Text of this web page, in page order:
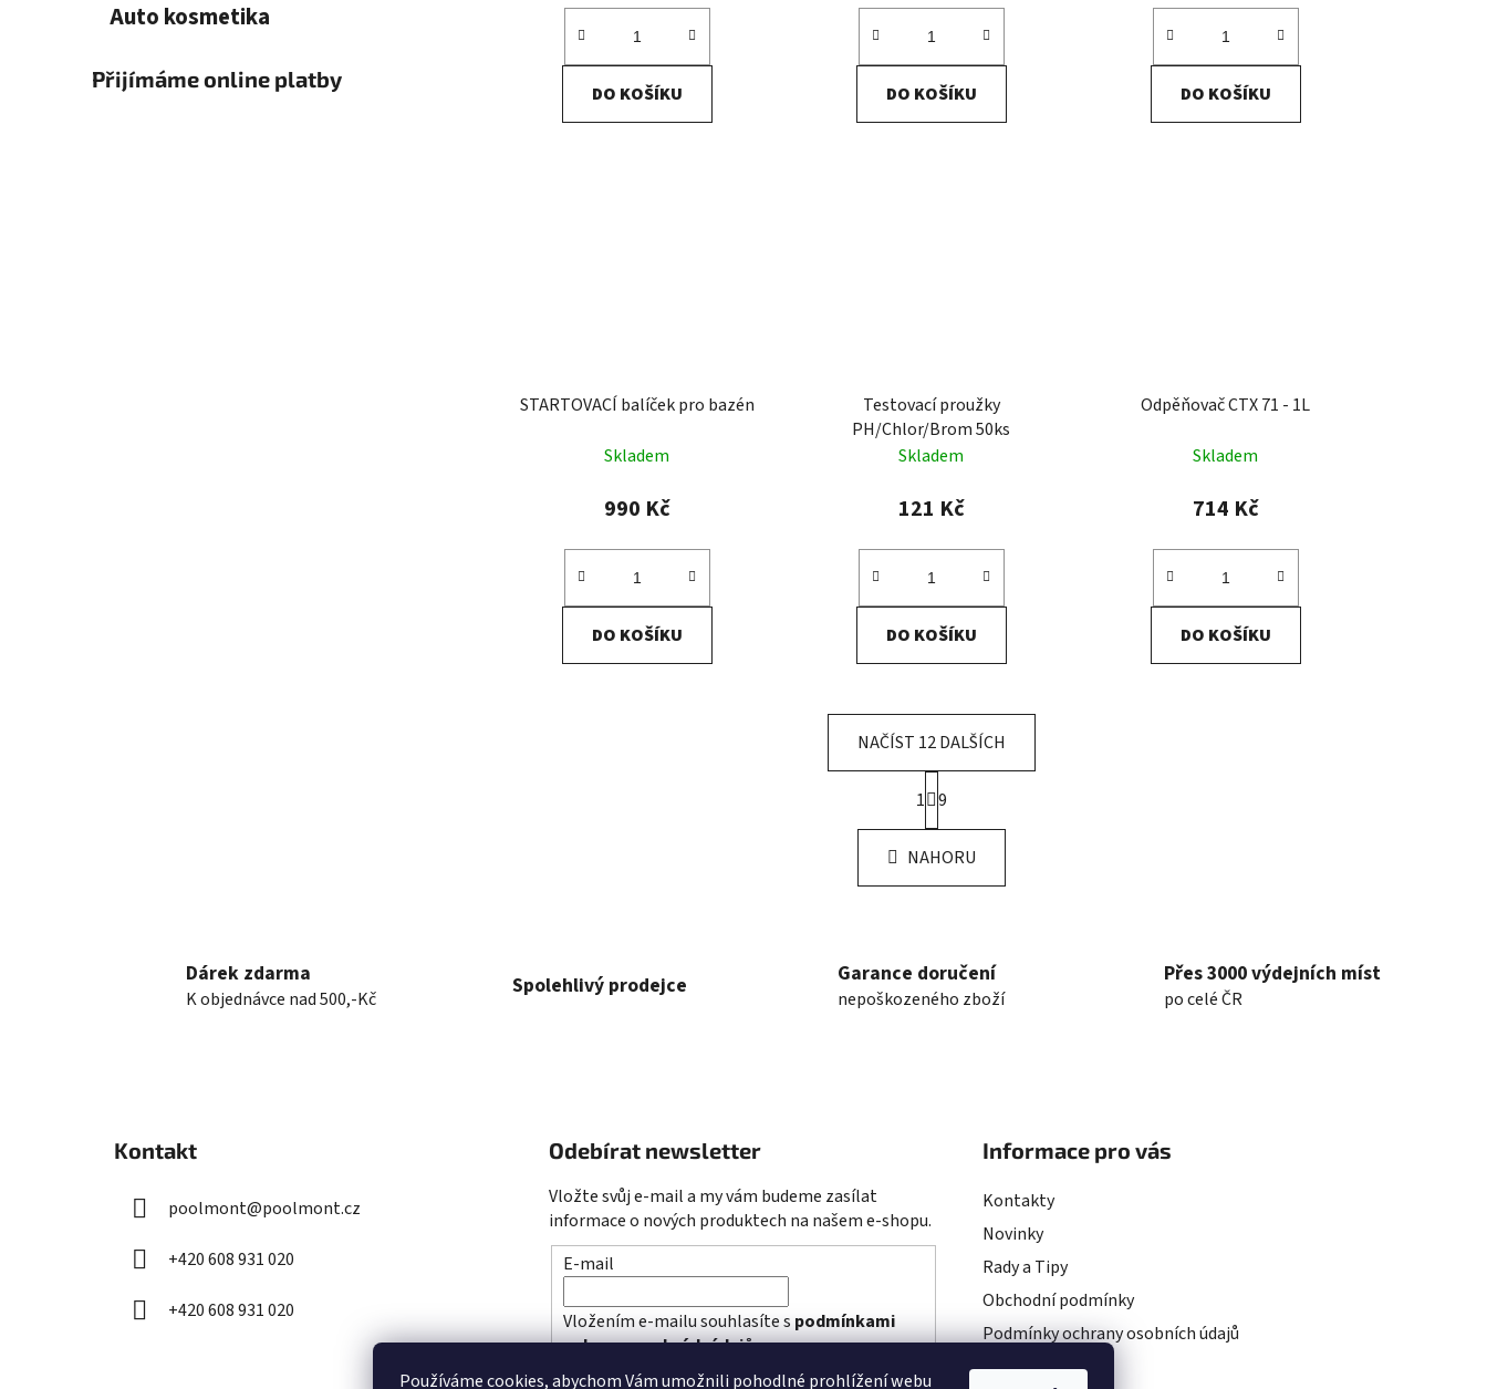
Používáme cookies, abychom Vám umožnili pohodlné prohlížení webu
Auto kosmetika
Přijímáme online platby
DO KOŠÍKU DO KOŠÍKU DO KOŠÍKU
STARTOVACÍ balíček pro bazén
Skladem
990 Kč
DO KOŠÍKU
Testovací proužky
PH/Chlor/Brom 50ks
Skladem
121 Kč
DO KOŠÍKU
Odpěňovač CTX 71 - 1L
Skladem
714 Kč
DO KOŠÍKU
O
v
l
á
í
p
s
u
NAČÍST 12 DALŠÍCH
S
t
r
n
k
n
í
1 9
NAHORU
Dárek zdarma
K objednávce nad 500,-Kč Spolehlivý prodejce Garance doručení
nepoškozeného zboží
Přes 3000 výdejních míst
po celé ČR
Kontakt
poolmont@poolmont.cz
+420 608 931 020
+420 608 931 020
Odebírat newsletter
Vložte svůj e-mail a my vám budeme zasílat
informace o nových produktech na našem e-shopu.
E-mail
Vložením e-mailu souhlasíte s podmínkami
ochrany osobních údajů
Informace pro vás
Kontakty
Novinky
Rady a Tipy
Obchodní podmínky
Podmínky ochrany osobních údajů
Projekty EU